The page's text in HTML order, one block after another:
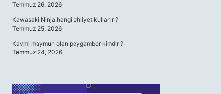
Temmuz 26, 2026
Kawasaki Ninja hangi ehliyet kullanır ?
Temmuz 25, 2026
Kavmi maymun olan peygamber kimdir ?
Temmuz 24, 2026